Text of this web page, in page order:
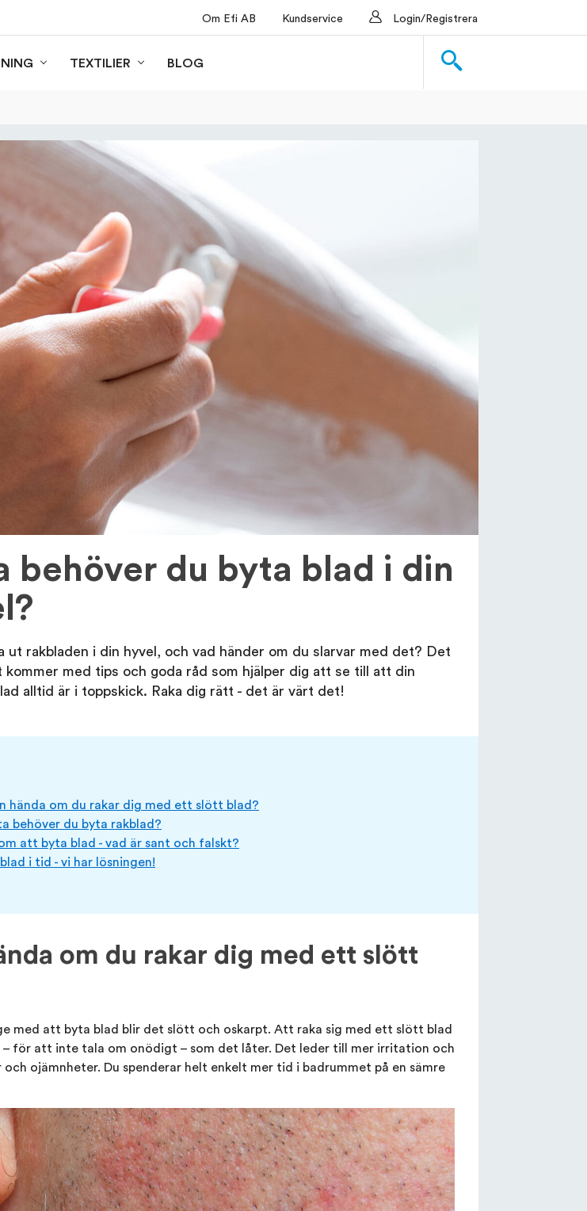
Om Efi AB Kundservice Login/Registrera
TEXTILIER BLOG
behöver du byta blad i din
ut rakbladen i din hyvel, och vad händer om du slarvar med det? Det
kommer med tips och goda råd som hjälper dig att se till att din
alltid är i toppskick. Raka dig rätt - det är värt det!
hända om du rakar dig med ett slött blad?
behöver du byta rakblad?
att byta blad - vad är sant och falskt?
i tid - vi har lösningen!
om du rakar dig med ett slött
med att byta blad blir det slött och oskarpt. Att raka sig med ett slött blad
– för att inte tala om onödigt – som det låter. Det leder till mer irritation och
och ojämnheter. Du spenderar helt enkelt mer tid i badrummet på en sämre